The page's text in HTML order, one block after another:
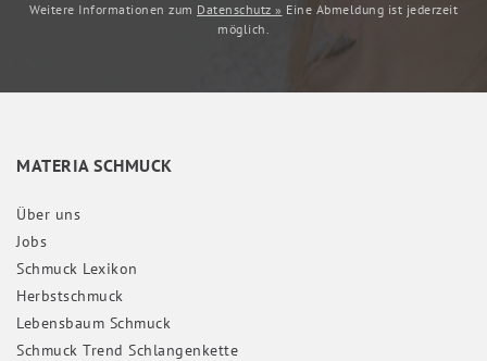
Weitere Informationen zum Datenschutz » Eine Abmeldung ist jederzeit
möglich.
MATERIA SCHMUCK
Über uns
Jobs
Schmuck Lexikon
Herbstschmuck
Lebensbaum Schmuck
Schmuck Trend Schlangenkette